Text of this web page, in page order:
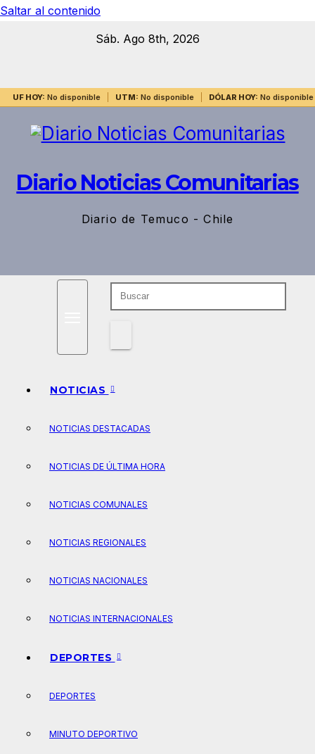
Saltar al contenido
Sáb. Ago 8th, 2026
UF HOY: No disponible UTM: No disponible DÓLAR HOY: No disponible
Diario Noticias Comunitarias
Diario de Temuco - Chile
NOTICIAS
NOTICIAS DESTACADAS
NOTICIAS DE ÚLTIMA HORA
NOTICIAS COMUNALES
NOTICIAS REGIONALES
NOTICIAS NACIONALES
NOTICIAS INTERNACIONALES
DEPORTES
DEPORTES
MINUTO DEPORTIVO